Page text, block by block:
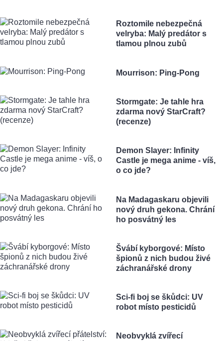
Roztomile nebezpečná
velryba: Malý predátor s
tlamou plnou zubů
Mourrison: Ping-Pong
Stormgate: Je tahle hra
zdarma nový StarCraft?
(recenze)
Demon Slayer: Infinity
Castle je mega anime - víš,
o co jde?
Na Madagaskaru objevili
nový druh gekona. Chrání
ho posvátný les
Švábí kyborgové: Místo
špionů z nich budou živé
záchranářské drony
Sci-fi boj se škůdci: UV
robot místo pesticidů
Neobvyklá zvířecí